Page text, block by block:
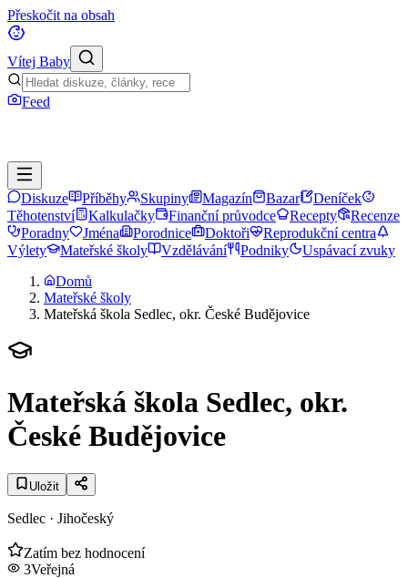
Přeskočit na obsah
Vítej Baby
Feed
Diskuze Příběhy Skupiny Magazín Bazar
Deníček
Těhotenství
Kalkulačky Finanční průvodce Recepty
Recenze
Poradny
Jména Porodnice Doktoři
Reprodukční centra
Výlety
Mateřské školy Vzdělávání Podniky
Uspávací zvuky
Domů
Mateřské školy
Mateřská škola Sedlec, okr. České Budějovice
Mateřská škola Sedlec, okr.
České Budějovice
Uložit
Sedlec · Jihočeský
Zatím bez hodnocení
3Veřejná